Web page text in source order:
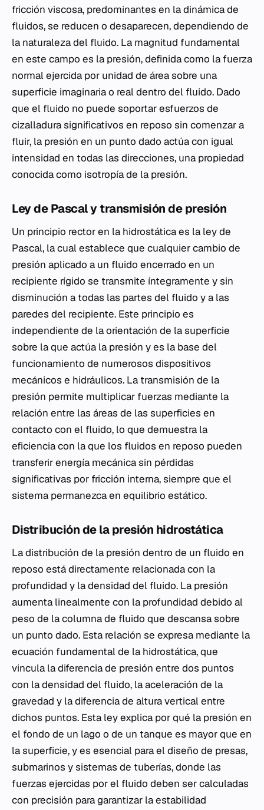
fricción viscosa, predominantes en la dinámica de
fluidos, se reducen o desaparecen, dependiendo de
la naturaleza del fluido. La magnitud fundamental
en este campo es la presión, definida como la fuerza
normal ejercida por unidad de área sobre una
superficie imaginaria o real dentro del fluido. Dado
que el fluido no puede soportar esfuerzos de
cizalladura significativos en reposo sin comenzar a
fluir, la presión en un punto dado actúa con igual
intensidad en todas las direcciones, una propiedad
conocida como isotropía de la presión.
Ley de Pascal y transmisión de presión
Un principio rector en la hidrostática es la ley de
Pascal, la cual establece que cualquier cambio de
presión aplicado a un fluido encerrado en un
recipiente rígido se transmite íntegramente y sin
disminución a todas las partes del fluido y a las
paredes del recipiente. Este principio es
independiente de la orientación de la superficie
sobre la que actúa la presión y es la base del
funcionamiento de numerosos dispositivos
mecánicos e hidráulicos. La transmisión de la
presión permite multiplicar fuerzas mediante la
relación entre las áreas de las superficies en
contacto con el fluido, lo que demuestra la
eficiencia con la que los fluidos en reposo pueden
transferir energía mecánica sin pérdidas
significativas por fricción interna, siempre que el
sistema permanezca en equilibrio estático.
Distribución de la presión hidrostática
La distribución de la presión dentro de un fluido en
reposo está directamente relacionada con la
profundidad y la densidad del fluido. La presión
aumenta linealmente con la profundidad debido al
peso de la columna de fluido que descansa sobre
un punto dado. Esta relación se expresa mediante la
ecuación fundamental de la hidrostática, que
vincula la diferencia de presión entre dos puntos
con la densidad del fluido, la aceleración de la
gravedad y la diferencia de altura vertical entre
dichos puntos. Esta ley explica por qué la presión en
el fondo de un lago o de un tanque es mayor que en
la superficie, y es esencial para el diseño de presas,
submarinos y sistemas de tuberías, donde las
fuerzas ejercidas por el fluido deben ser calculadas
con precisión para garantizar la estabilidad